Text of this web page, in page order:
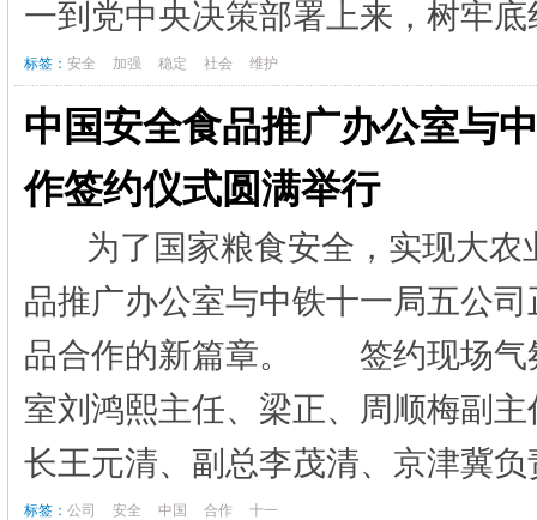
一到党中央决策部署上来，树牢
标签： 安全 加强 稳定 社会 维护
中国安全食品推广办公室与
作签约仪式圆满举行
为了国家粮食安全，实现大农
品推广办公室与中铁十一局五公
品合作的新篇章。 签约现场气
室刘鸿熙主任、梁正、周顺梅副
长王元清、副总李茂清、京津冀
标签： 公司 安全 中国 合作 十一